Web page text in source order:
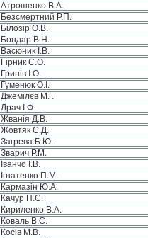
Атрошенко В.А.
Безсмертний Р.П.
Білозір О.В.
Бондар В.Н.
Васюник І.В.
Гірник Є.О.
Гринів І.О.
Гуменюк О.І.
Джемілєв М. .
Драч І.Ф.
Жванія Д.В.
Жовтяк Є.Д.
Загрева Б.Ю.
Зварич Р.М.
Іванчо І.В.
Ігнатенко П.М.
Кармазін Ю.А.
Качур П.С.
Кириленко В.А.
Коваль В.С.
Косів М.В.